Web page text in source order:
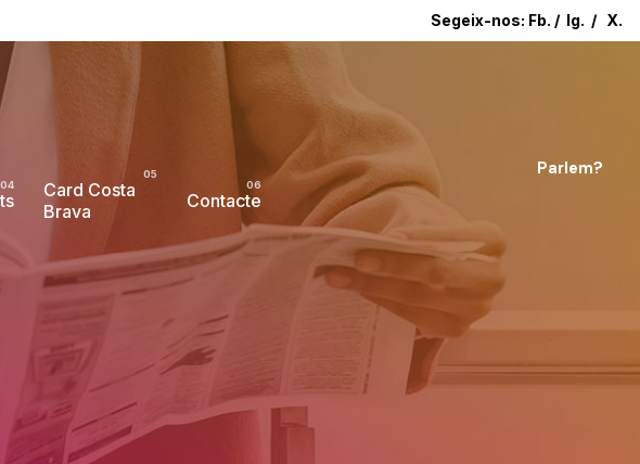
Segeix-nos: Fb. / Ig. / X.
Card Costa
Brava
Contacte
Parlem?